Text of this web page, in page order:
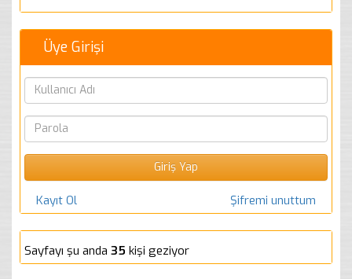
Üye Girişi
Kayıt Ol Şifremi unuttum
Sayfayı şu anda 35 kişi geziyor